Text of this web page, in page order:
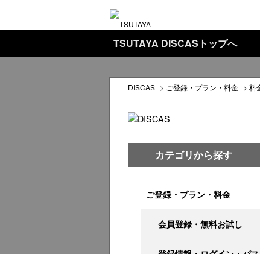
TSUTAYA DISCASトップへ
DISCAS > ご登録・プラン・料金 > 料
カテゴリから探す
ご登録・プラン・料金
会員登録・無料お試し